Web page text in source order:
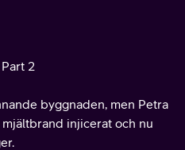
2
byggnaden, men Petra
injicerat och nu